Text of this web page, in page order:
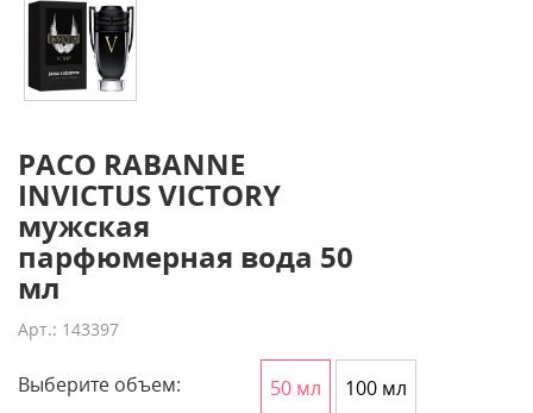
PACO RABANNE
INVICTUS VICTORY
мужская
парфюмерная вода 50
мл
Арт.: 143397
Выберите объем: 50 мл 100 мл